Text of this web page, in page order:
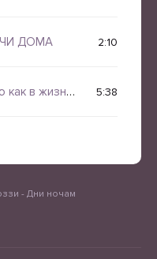
ДОМА 2:10
жизни бывает 5:38
- Дни ночам